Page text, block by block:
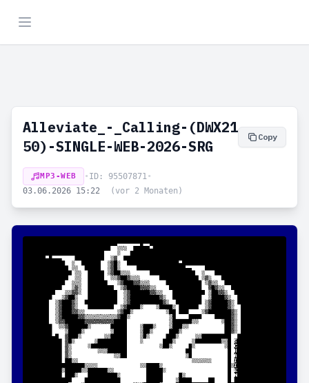
Alleviate_-_Calling-(DWX21
50)-SINGLE-WEB-2026-SRG
Copy
MP3-WEB • ID: 95507871•
03.06.2026 15:22
(vor 2 Monaten)